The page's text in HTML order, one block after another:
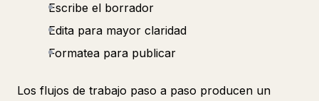
Escribe el borrador
Edita para mayor claridad
Formatea para publicar
Los flujos de trabajo paso a paso producen un